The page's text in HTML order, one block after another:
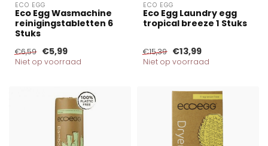
ECO EGG
Eco Egg Wasmachine
reinigingstabletten 6
Stuks
€6,59 €5,99
Niet op voorraad
ECO EGG
Eco Egg Laundry egg
tropical breeze 1 Stuks
€15,39 €13,99
Niet op voorraad